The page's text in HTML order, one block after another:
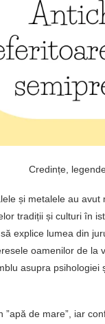
Credințe,
și metalele au
tradiții și culturi în
explice lumea din
oamenilor de la
asupra psihologiei
”apă de mare”, iar